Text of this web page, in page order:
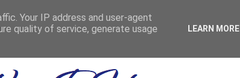
Your IP address and user-agent
quality of service, generate usage
LEARN MORE